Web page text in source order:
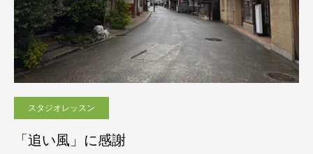
スタジオレッスン
「追い風」に感謝